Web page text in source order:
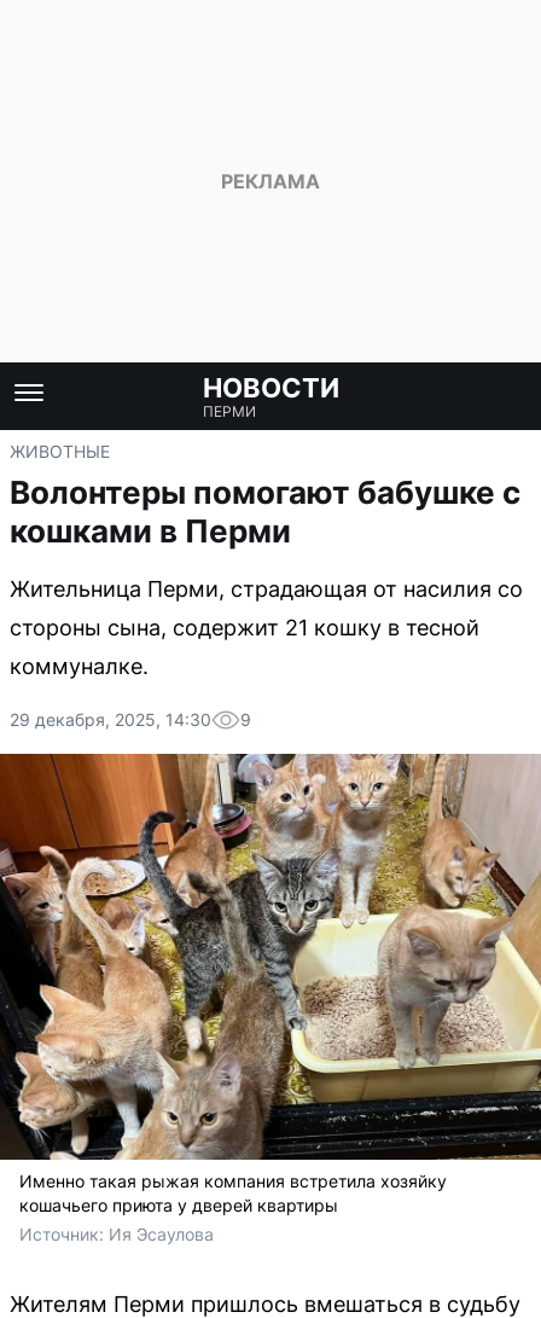
НОВОСТИ
ПЕРМИ
ЖИВОТНЫЕ
Волонтеры помогают бабушке с
кошками в Перми
Жительница Перми, страдающая от насилия со
стороны сына, содержит 21 кошку в тесной
коммуналке.
29 декабря, 2025, 14:30 9
Именно такая рыжая компания встретила хозяйку
кошачьего приюта у дверей квартиры
Источник: Ия Эсаулова
Жителям Перми пришлось вмешаться в судьбу